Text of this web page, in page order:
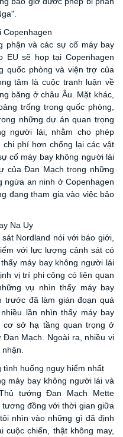
Copenhagen
phận và các sự cố máy bay
EU sẽ họp tại Copenhagen
quốc phòng và viện trợ của
tâm là cuộc tranh luận về
băng ở châu Âu. Mặt khác,
trống trong quốc phòng,
những dự án quan trọng
người lái, nhằm cho phép
phí hơn chống lại các vật
cố máy bay không người lái
của Đan Mạch trong những
ngừa an ninh ở Copenhagen
đang tham gia vào việc bảo
Na Uy
Nordland nói với báo giới,
với lực lượng cảnh sát có
máy bay không người lái
vị trí phi công có liên quan
vụ nhìn thấy máy bay
trước đã làm gián đoạn quá
lần nhìn thấy máy bay
cơ sở hạ tầng quan trọng ở
Mạch. Ngoài ra, nhiều vi
huống nguy hiểm nhất
máy bay không người lái và
tướng Đan Mạch Mette
đồng với thời gian giữa
nhìn vào những gì đã định
chiến, thật không may,